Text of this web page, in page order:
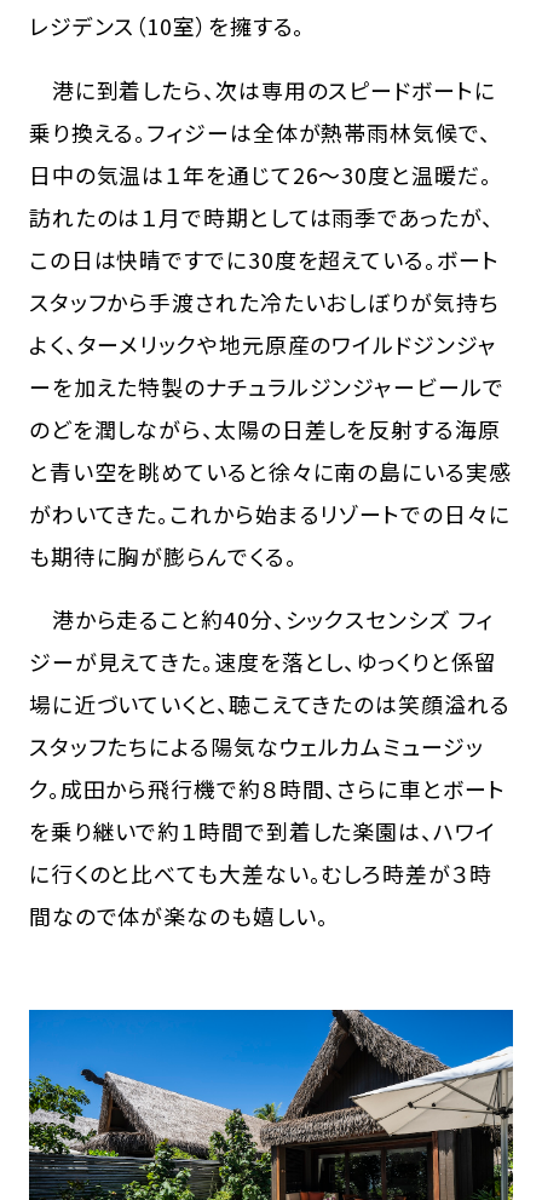
レジデンス（10室）を擁する。
港に到着したら、次は専用のスピードボートに
乗り換える。フィジーは全体が熱帯雨林気候で、
日中の気温は１年を通じて26〜30度と温暖だ。
訪れたのは１月で時期としては雨季であったが、
この日は快晴ですでに30度を超えている。ボート
スタッフから手渡された冷たいおしぼりが気持ち
よく、ターメリックや地元原産のワイルドジンジャ
ーを加えた特製のナチュラルジンジャービールで
のどを潤しながら、太陽の日差しを反射する海原
と青い空を眺めていると徐々に南の島にいる実感
がわいてきた。これから始まるリゾートでの日々に
も期待に胸が膨らんでくる。
港から走ること約40分、シックスセンシズ フィ
ジーが見えてきた。速度を落とし、ゆっくりと係留
場に近づいていくと、聴こえてきたのは笑顔溢れる
スタッフたちによる陽気なウェルカムミュージッ
ク。成田から飛行機で約８時間、さらに車とボート
を乗り継いで約１時間で到着した楽園は、ハワイ
に行くのと比べても大差ない。むしろ時差が３時
間なので体が楽なのも嬉しい。